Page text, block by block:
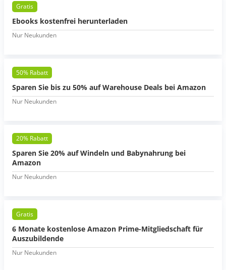
Gratis
Ebooks kostenfrei herunterladen
Nur Neukunden
50% Rabatt
Sparen Sie bis zu 50% auf Warehouse Deals bei Amazon
Nur Neukunden
20% Rabatt
Sparen Sie 20% auf Windeln und Babynahrung bei
Amazon
Nur Neukunden
Gratis
6 Monate kostenlose Amazon Prime-Mitgliedschaft für
Auszubildende
Nur Neukunden